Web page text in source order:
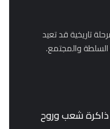
تاريخية قد تعيد
السلطة والمجتمع.
ذاكرة شعب وروح